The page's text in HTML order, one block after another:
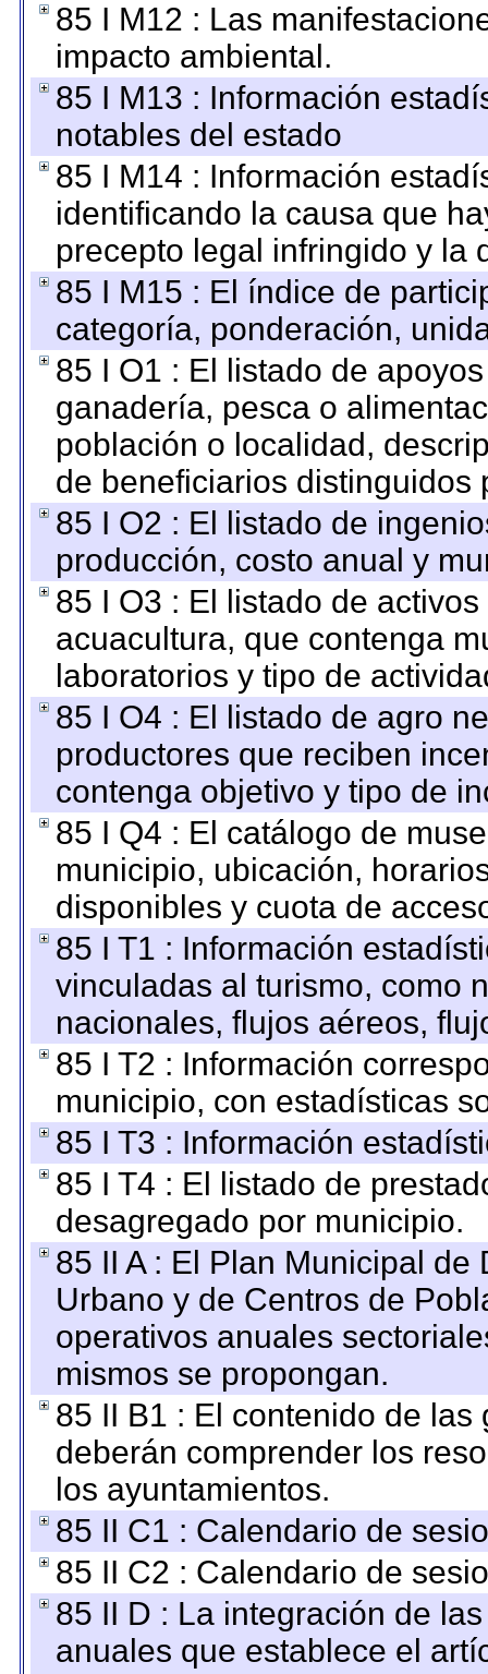
85 I M12 : Las
impacto ambiental.
85 I M13 : Información
notables del estado
85 I M14 : Información
identificando la causa que
precepto legal infringido y la
85 I M15 : El índice de
categoría, ponderación,
85 I O1 : El listado de
ganadería, pesca o
población o localidad,
de beneficiarios distinguidos
85 I O2 : El listado de
producción, costo anual y
85 I O3 : El listado de
acuacultura, que contenga
laboratorios y tipo de
85 I O4 : El listado de agro
productores que reciben
contenga objetivo y tipo de
85 I Q4 : El catálogo de
municipio, ubicación,
disponibles y cuota de
85 I T1 : Información
vinculadas al turismo, como
nacionales, flujos aéreos,
85 I T2 : Información
municipio, con estadísticas
85 I T3 : Información
85 I T4 : El listado de
desagregado por municipio.
85 II A : El Plan Municipal
Urbano y de Centros de
operativos anuales
mismos se propongan.
85 II B1 : El contenido de
deberán comprender los
los ayuntamientos.
85 II C1 : Calendario de
85 II C2 : Calendario de
85 II D : La integración de
anuales que establece el